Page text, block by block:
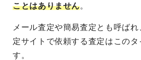
ことはありません。
メール査定や簡易査定とも呼ば
定サイトで依頼する査定はこのタ
す。